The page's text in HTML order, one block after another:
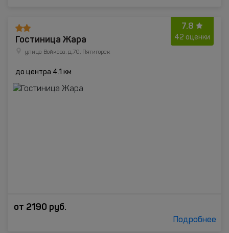
7.8
42 оценки
Гостиница Жара
улица Войкова, д.70, Пятигорск
до центра 4.1 км
от 2190 руб.
Подробнее